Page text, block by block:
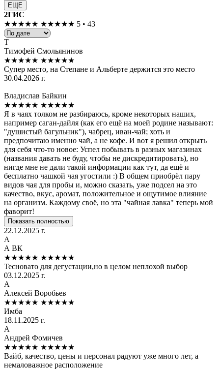
ЕЩЕ
2ГИС
★★★★★ ★★★★★ 5 • 43
Т
Тимофей Смольянинов
★★★★★ ★★★★★
Супер место, на Степане и Альберте держится это место
30.04.2026 г.
Владислав Байкин
★★★★★ ★★★★★
Я в чаях толком не разбираюсь, кроме некоторых наших,
например саган-дайля (как его ещё на моей родине называют:
"душистый багульник"), чабрец, иван-чай; хоть и
предпочитаю именно чай, а не кофе. И вот я решил открыть
для себя что-то новое: Успел побывать в разных магазинах
(названия давать не буду, чтобы не дискредитировать), но
нигде мне не дали такой информации как тут, да ещё и
бесплатно чашкой чая угостили :) В общем приобрёл пару
видов чая для пробы и, можно сказать, уже подсел на это
качество, вкус, аромат, положительное и ощутимое влияние
на организм. Каждому своё, но эта "чайная лавка" теперь мой
фаворит!
Показать полностью
22.12.2025 г.
А
А ВК
★★★★★ ★★★★★
Тесновато для дегустации,но в целом неплохой выбор
03.12.2025 г.
А
Алексей Воробьев
★★★★★ ★★★★★
Имба
18.11.2025 г.
А
Андрей Фомичев
★★★★★ ★★★★★
Вайб, качество, цены и персонал радуют уже много лет, а
немаловажное расположение